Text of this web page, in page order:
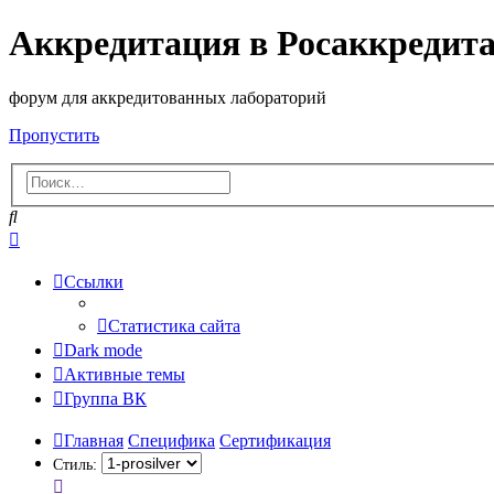
Аккредитация в
форум для аккредитованных лабораторий
Пропустить
Поиск
Ссылки
Статистика сайта
Dark mode
Активные темы
Группа ВК
Главная Специфика Сертификация
Стиль: